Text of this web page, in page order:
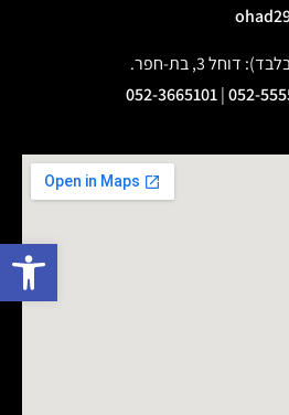
3, בת-חפר.
052-
|
052-3665101